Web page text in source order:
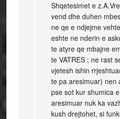
Shqetesimet e
vend dhe duhen
ne qe e ndjejme
eshte ne nderin e
te atyre qe mbajne
te VATRES ; ne rast
vjetesh ishin
te pa aresimuar) nen
pse sot kur shumica
aresimuar nuk ka
kush drejtohet, si